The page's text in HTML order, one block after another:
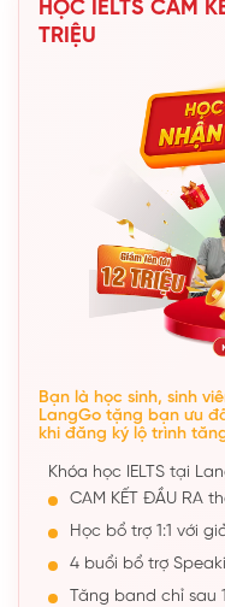
HỌC IELTS CAM
TRIỆU
Bạn là học sinh, sinh
LangGo tặng bạn ưu
khi đăng ký lộ trình
Khóa học IELTS tại
CAM KẾT ĐẦU RA
Học bổ trợ 1:1 với
4 buổi bổ trợ
Tăng band chỉ sau